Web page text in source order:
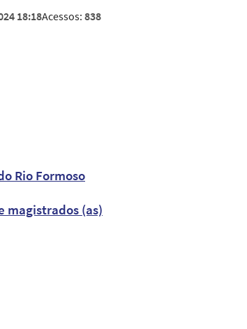
18:18Acessos: 838
Rio Formoso
magistrados (as)